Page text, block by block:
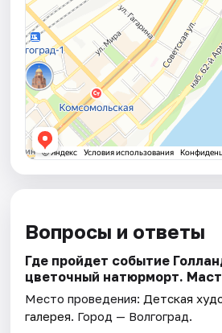
Вопросы и ответы
Где пройдет событие
цветочный натюрморт.
Место проведения: Детская
галерея. Город — Волгоград.